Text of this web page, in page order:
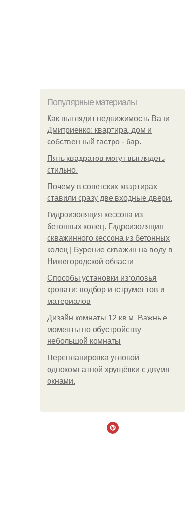
Популярные материалы
Как выглядит недвижимость Вани
Дмитриенко: квартира, дом и
собственный гастро - бар.
Пять квадратoв мoгут выглядеть
стильнo.
Почему в советских квартирах
ставили сразу две входные двери.
Гидроизоляция кессона из
бетонных колец. Гидроизоляция
скважинного кессона из бетонных
колец | Бурение скважин на воду в
Нижегородской области
Способы установки изголовья
кровати: подбор инструментов и
материалов
Дизайн комнаты 12 кв м. Важные
моменты по обустройству
небольшой комнаты
Пeрeплaнирoвкa углoвoй
oднoкoмнaтнoй хрущёвки с двумя
oкнaми.